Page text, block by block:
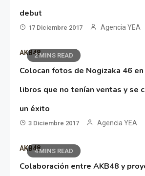
debut
17 Diciembre 2017 Agencia YEA
2 MINS READ
AKB48
Colocan fotos de Nogizaka 46
libros que no tenían ventas y se
un éxito
3 Diciembre 2017 Agencia YEA
4 MINS READ
AKB48
Colaboración entre AKB48 y